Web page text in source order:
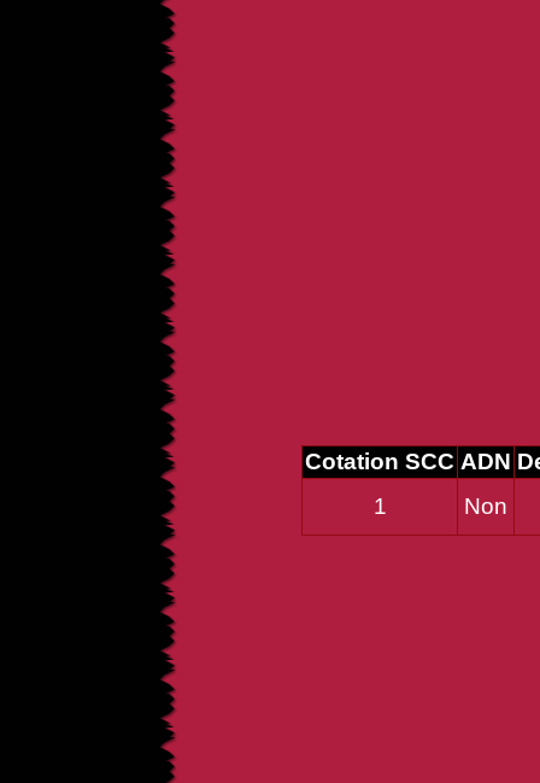
Cotation SCC ADN
1
Non